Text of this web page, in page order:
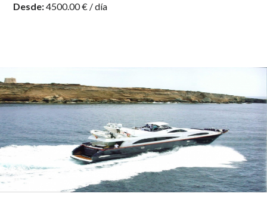
Desde:4500.00 € / día